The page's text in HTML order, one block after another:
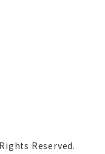
Reserved.